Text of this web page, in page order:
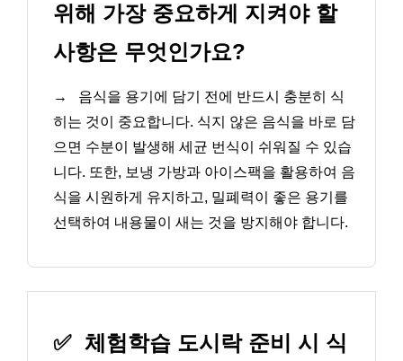
위해 가장 중요하게 지켜야 할
사항은 무엇인가요?
→
음식을 용기에 담기 전에 반드시 충분히 식
히는 것이 중요합니다. 식지 않은 음식을 바로 담
으면 수분이 발생해 세균 번식이 쉬워질 수 있습
니다. 또한, 보냉 가방과 아이스팩을 활용하여 음
식을 시원하게 유지하고, 밀폐력이 좋은 용기를
선택하여 내용물이 새는 것을 방지해야 합니다.
✅ 체험학습 도시락 준비 시 식